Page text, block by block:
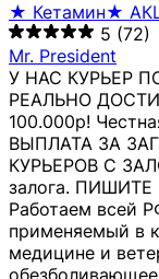
★ Кетамин★
5 (72)
Mr. President
У НАС КУРЬЕР
РЕАЛЬНО
100.000р!
ВЫПЛАТА ЗА
КУРЬЕРОВ С
залога.
Работаем всей
применяемый в
медицине и